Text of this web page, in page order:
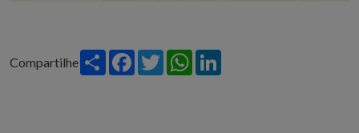
Compartilhe Share Facebook
TwitterWhatsApp